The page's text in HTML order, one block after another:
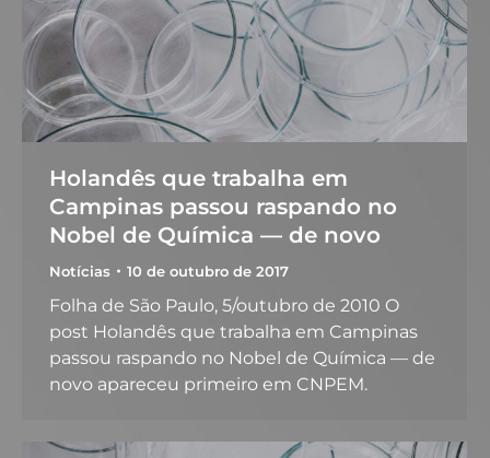
Holandês que trabalha em
Campinas passou raspando no
Nobel de Química — de novo
Notícias 10 de outubro de 2017
Folha de São Paulo, 5/outubro de 2010 O
post Holandês que trabalha em Campinas
passou raspando no Nobel de Química — de
novo apareceu primeiro em CNPEM.